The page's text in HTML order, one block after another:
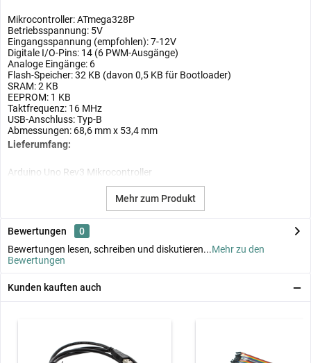
Mikrocontroller: ATmega328P
Betriebsspannung: 5V
Eingangsspannung (empfohlen): 7-12V
Digitale I/O-Pins: 14 (6 PWM-Ausgänge)
Analoge Eingänge: 6
Flash-Speicher: 32 KB (davon 0,5 KB für Bootloader)
SRAM: 2 KB
EEPROM: 1 KB
Taktfrequenz: 16 MHz
USB-Anschluss: Typ-B
Abmessungen: 68,6 mm x 53,4 mm
Lieferumfang:
Arduino Uno Rev3 Mikrocontroller
Mehr zum Produkt
Bewertungen
0
Bewertungen lesen, schreiben und diskutieren...Mehr zu den
Bewertungen
Kunden kauften auch